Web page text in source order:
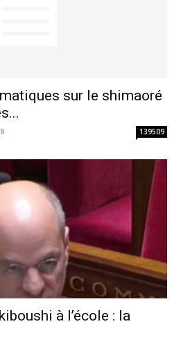
sur le shimaoré
139509
à l’école : la